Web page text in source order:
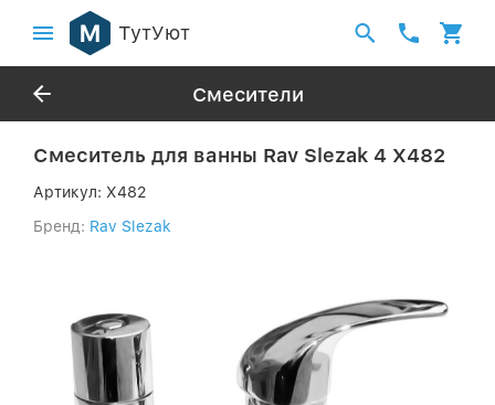
ТутУют
Смесители
Смеситель для ванны Rav Slezak 4 X482
Артикул: X482
Бренд: Rav Slezak